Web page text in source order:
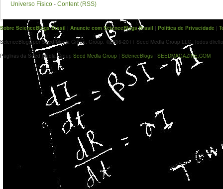
Universo Físico - Content (RSS)
Sobre ScienceBlogs Brasil | Anuncie com ScienceBlogs Brasil | Política de Privacidade |
ScienceBlogs por Seed Media Group. Group. ©2006-2011 Seed Media Group LLC. Todos
Páginas da Seed Media Group Seed Media Group | ScienceBlogs | SEEDMAGAZINE.COM